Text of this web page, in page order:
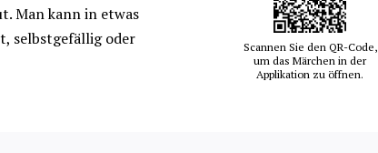
Man kann in etwas
selbstgefällig oder
Scannen Sie den QR-Code,
um das Märchen in der
Applikation zu öffnen.